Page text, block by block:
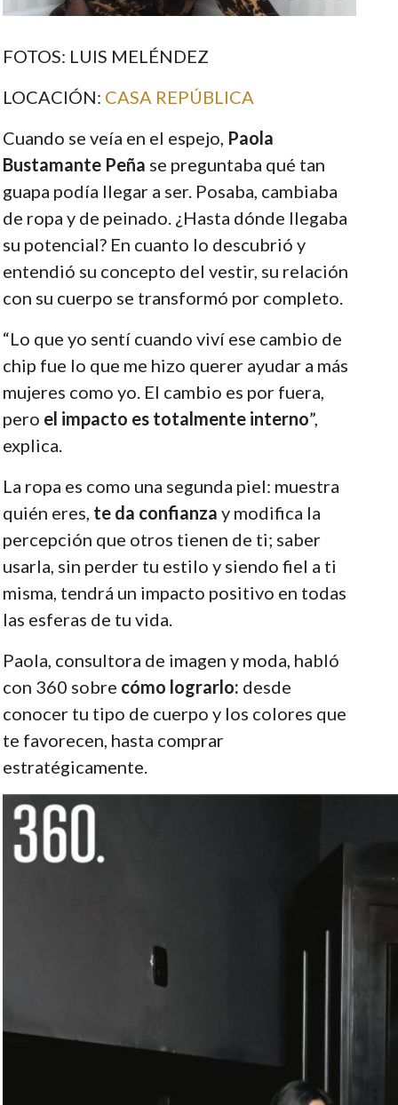
FOTOS: LUIS MELÉNDEZ
LOCACIÓN: CASA REPÚBLICA
Cuando se veía en el espejo, Paola
Bustamante Peña se preguntaba qué tan
guapa podía llegar a ser. Posaba, cambiaba
de ropa y de peinado. ¿Hasta dónde llegaba
su potencial? En cuanto lo descubrió y
entendió su concepto del vestir, su relación
con su cuerpo se transformó por completo.
“Lo que yo sentí cuando viví ese cambio de
chip fue lo que me hizo querer ayudar a más
mujeres como yo. El cambio es por fuera,
pero el impacto es totalmente interno”,
explica.
La ropa es como una segunda piel: muestra
quién eres, te da confianza y modifica la
percepción que otros tienen de ti; saber
usarla, sin perder tu estilo y siendo fiel a ti
misma, tendrá un impacto positivo en todas
las esferas de tu vida.
Paola, consultora de imagen y moda, habló
con 360 sobre cómo lograrlo: desde
conocer tu tipo de cuerpo y los colores que
te favorecen, hasta comprar
estratégicamente.